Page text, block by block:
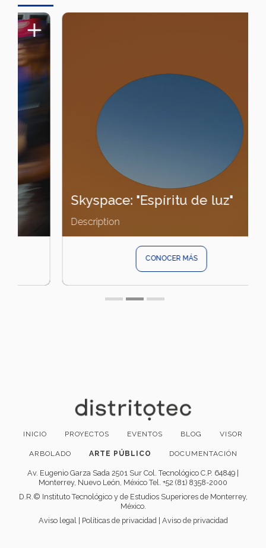
Skyspace: "Espíritu de luz"
Description
CONOCER MÁS
INICIO PROYECTOS EVENTOS BLOG VISOR
ARBOLADO ARTE PÚBLICO DOCUMENTACIÓN
Av. Eugenio Garza Sada 2501 Sur Col. Tecnológico C.P. 64849 |
Monterrey, Nuevo León, México Tel. +52 (81) 8358-2000
D.R.© Instituto Tecnológico y de Estudios Superiores de Monterrey,
México.
Aviso legal
Políticas de privacidad Aviso de privacidad